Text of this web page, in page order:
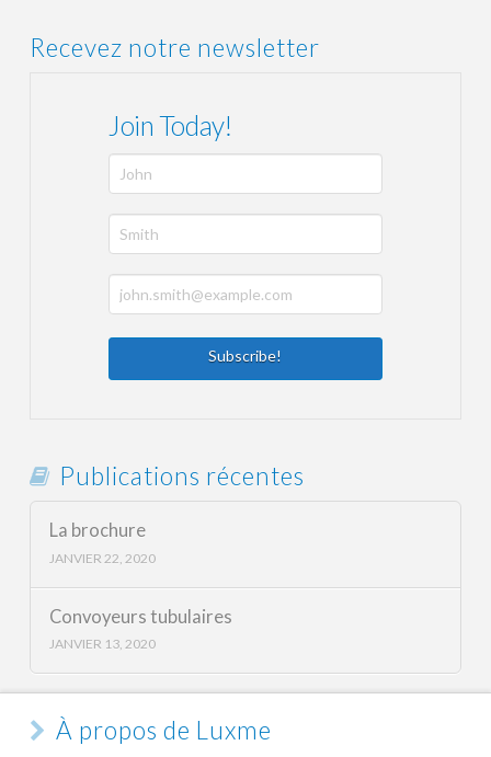
Recevez notre newsletter
Join Today!
Publications récentes
La brochure
JANVIER 22, 2020
Convoyeurs tubulaires
JANVIER 13, 2020
À propos de Luxme